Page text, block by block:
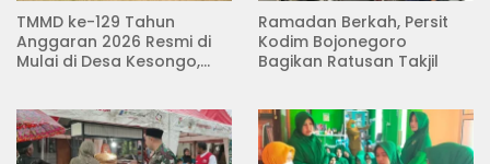
TMMD ke-129 Tahun
Anggaran 2026 Resmi di
Mulai di Desa Kesongo,
Ramadan Berkah, Persit
Kodim Bojonegoro
Bagikan Ratusan Takjil